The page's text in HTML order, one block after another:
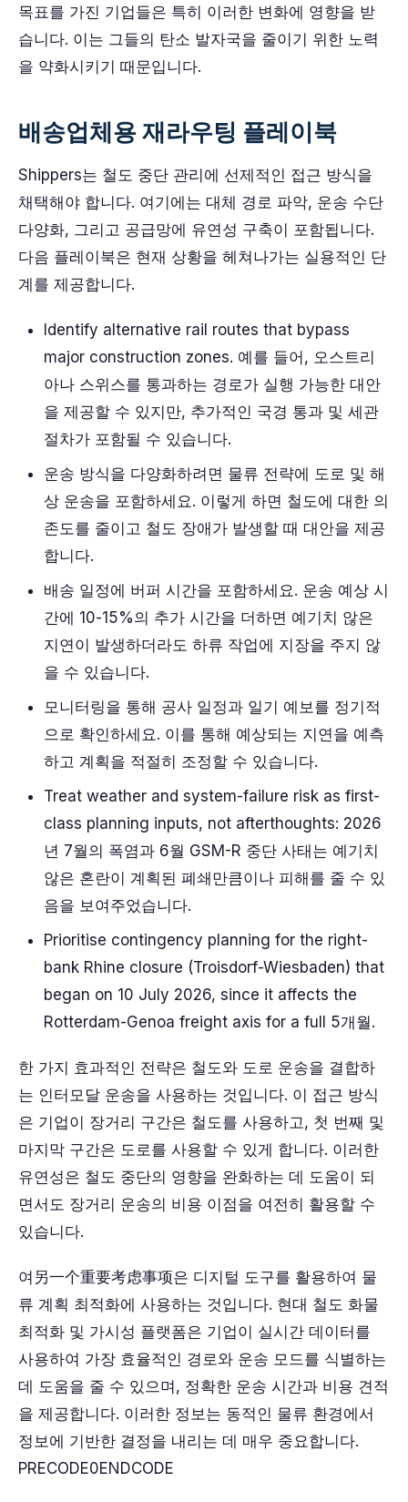
목표를 가진 기업들은 특히 이러한 변화에 영향을 받
습니다. 이는 그들의 탄소 발자국을 줄이기 위한 노력
을 약화시키기 때문입니다.
배송업체용 재라우팅 플레이북
Shippers는 철도 중단 관리에 선제적인 접근 방식을
채택해야 합니다. 여기에는 대체 경로 파악, 운송 수단
다양화, 그리고 공급망에 유연성 구축이 포함됩니다.
다음 플레이북은 현재 상황을 헤쳐나가는 실용적인 단
계를 제공합니다.
Identify alternative rail routes that bypass
major construction zones. 예를 들어, 오스트리
아나 스위스를 통과하는 경로가 실행 가능한 대안
을 제공할 수 있지만, 추가적인 국경 통과 및 세관
절차가 포함될 수 있습니다.
운송 방식을 다양화하려면 물류 전략에 도로 및 해
상 운송을 포함하세요. 이렇게 하면 철도에 대한 의
존도를 줄이고 철도 장애가 발생할 때 대안을 제공
합니다.
배송 일정에 버퍼 시간을 포함하세요. 운송 예상 시
간에 10-15%의 추가 시간을 더하면 예기치 않은
지연이 발생하더라도 하류 작업에 지장을 주지 않
을 수 있습니다.
모니터링을 통해 공사 일정과 일기 예보를 정기적
으로 확인하세요. 이를 통해 예상되는 지연을 예측
하고 계획을 적절히 조정할 수 있습니다.
Treat weather and system-failure risk as first-
class planning inputs, not afterthoughts: 2026
년 7월의 폭염과 6월 GSM-R 중단 사태는 예기치
않은 혼란이 계획된 폐쇄만큼이나 피해를 줄 수 있
음을 보여주었습니다.
Prioritise contingency planning for the right-
bank Rhine closure (Troisdorf-Wiesbaden) that
began on 10 July 2026, since it affects the
Rotterdam-Genoa freight axis for a full 5개월.
한 가지 효과적인 전략은 철도와 도로 운송을 결합하
는 인터모달 운송을 사용하는 것입니다. 이 접근 방식
은 기업이 장거리 구간은 철도를 사용하고, 첫 번째 및
마지막 구간은 도로를 사용할 수 있게 합니다. 이러한
유연성은 철도 중단의 영향을 완화하는 데 도움이 되
면서도 장거리 운송의 비용 이점을 여전히 활용할 수
있습니다.
여另一个重要考虑事项은 디지털 도구를 활용하여 물
류 계획 최적화에 사용하는 것입니다. 현대 철도 화물
최적화 및 가시성 플랫폼은 기업이 실시간 데이터를
사용하여 가장 효율적인 경로와 운송 모드를 식별하는
데 도움을 줄 수 있으며, 정확한 운송 시간과 비용 견적
을 제공합니다. 이러한 정보는 동적인 물류 환경에서
정보에 기반한 결정을 내리는 데 매우 중요합니다.
PRECODE0ENDCODE